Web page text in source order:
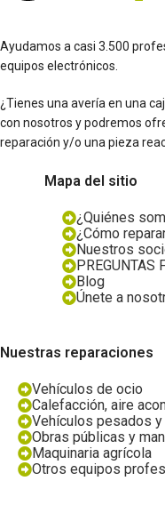
Ayudamos a casi 3.500
equipos electrónicos.
¿Tienes una avería en una
con nosotros y podremos
reparación y/o una pieza
Mapa del sitio
¿Quiénes
¿Cómo
Nuestros
PREGUNTAS
Blog
Únete a
Nuestras reparaciones
Vehículos de ocio
Calefacción, aire
Vehículos pesados
Obras públicas y
Maquinaria agrícola
Otros equipos